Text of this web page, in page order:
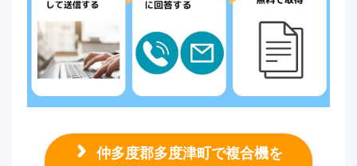
仲多度郡多度津町で複合機を